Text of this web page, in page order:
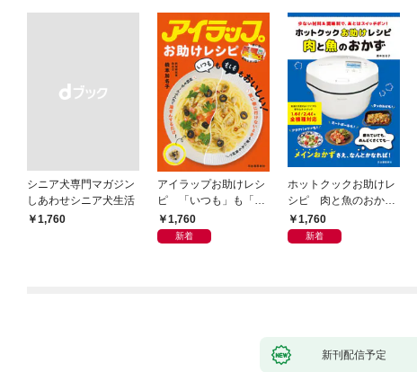
シニア犬専門マガジン
しあわせシニア犬生活
￥1,760
アイラップお助けレシ
ピ 「いつも」も「も
しも」もおいしい！
1,760
新着
ホットクックお助けレ
シピ 肉と魚のおか
ず 少ない材料＆調味
料で、あとはスイッチ
1,760
新着
新刊配信予定